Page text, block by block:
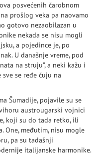
posvećenih čarobnom
prošlog veka pa naovamo
gotovo nezaobilazan u
nekada se nisu mogli
a pojedince je, po
U današnje vreme, pod
na struju”, a neki kažu i
se ređe čuju na
Šumadije, pojavile su se
austrougarski vojnici
koji su do tada retko, ili
One, međutim, nisu mogle
pa su tadašnji
italijanske harmonike.